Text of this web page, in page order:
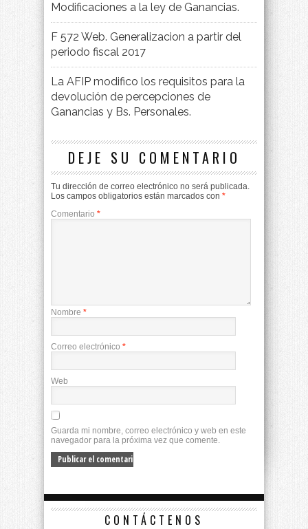
Modificaciones a la ley de Ganancias.
F 572 Web. Generalizacion a partir del
periodo fiscal 2017
La AFIP modifico los requisitos para la
devolución de percepciones de
Ganancias y Bs. Personales.
DEJE SU COMENTARIO
Tu dirección de correo electrónico no será publicada.
Los campos obligatorios están marcados con *
Comentario *
Nombre *
Correo electrónico *
Web
Guarda mi nombre, correo electrónico y web en este
navegador para la próxima vez que comente.
CONTÁCTENOS